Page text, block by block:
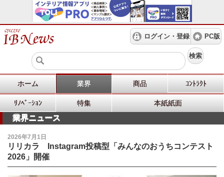
ログイン・登録 PC版
検索
ホーム 業界 商品 ｺﾝﾄﾗｸﾄ
ﾘﾉﾍﾞｰｼｮﾝ 特集 本紙紙面
業界ニュース
2026年7月1日
リリカラ Instagram投稿型「みんなのおうちコンテスト
2026」開催